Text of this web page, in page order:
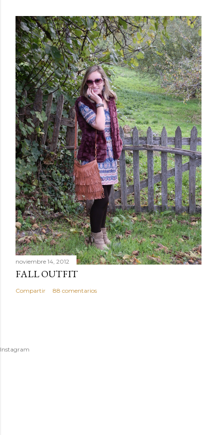
noviembre 14, 2012
FALL OUTFIT
Compartir 88 comentarios
Instagram